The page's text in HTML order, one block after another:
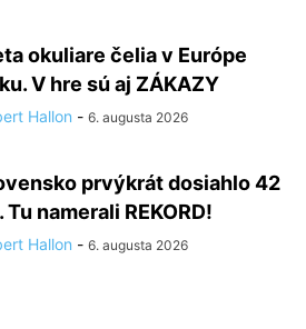
okuliare čelia v Európe
V hre sú aj ZÁKAZY
Hallon - 6. augusta 2026
prvýkrát dosiahlo 42
Tu namerali REKORD!
Hallon - 6. augusta 2026